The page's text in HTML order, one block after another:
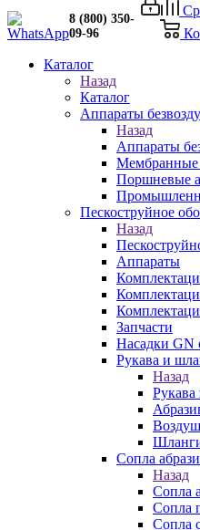
8 (800) 350-
09-96
Каталог
Назад
Каталог
Аппараты
Назад
Аппараты
Мембранные
Поршневые
Пескоструйное
Назад
Аппараты
Запчасти
Насадки GN
Рукава и
Назад
Сопла
Назад
Сопла
Сопла
Сопла